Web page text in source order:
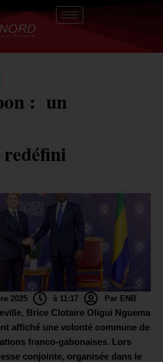
: un
2025 à 11:17 Par ENB
Brice Clotaire Oligui Nguema
affiché une volonté commune de
franco-gabonaises. Lors
conjointe, organisée dans le